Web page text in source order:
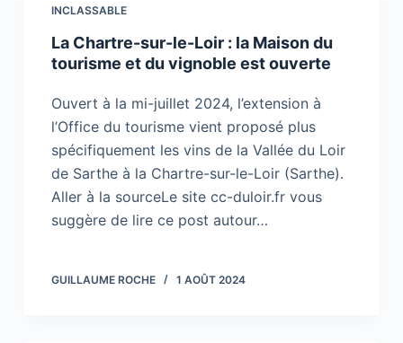
INCLASSABLE
La Chartre-sur-le-Loir : la Maison du
tourisme et du vignoble est ouverte
Ouvert à la mi-juillet 2024, l’extension à
l’Office du tourisme vient proposé plus
spécifiquement les vins de la Vallée du Loir
de Sarthe à la Chartre-sur-le-Loir (Sarthe).
Aller à la sourceLe site cc-duloir.fr vous
suggère de lire ce post autour…
GUILLAUME ROCHE 1 AOÛT 2024